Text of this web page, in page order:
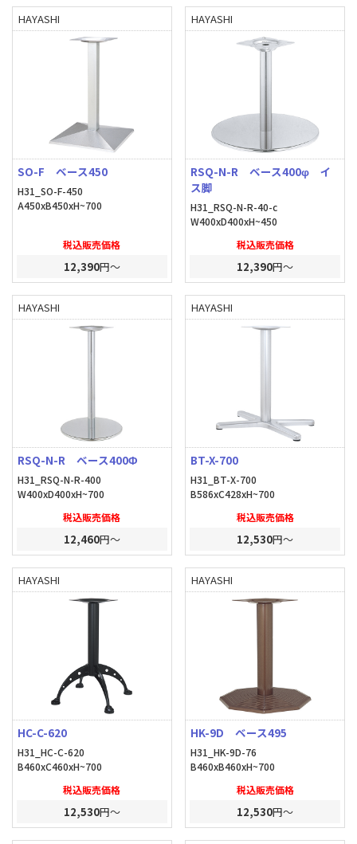
HAYASHI
SO-F ベース450
H31_SO-F-450
A450xB450xH~700
税込販売価格
12,390円～
HAYASHI
RSQ-N-R ベース400φ イ
ス脚
H31_RSQ-N-R-40-c
W400xD400xH~450
税込販売価格
12,390円～
HAYASHI
RSQ-N-R ベース400Φ
H31_RSQ-N-R-400
W400xD400xH~700
税込販売価格
12,460円～
HAYASHI
BT-X-700
H31_BT-X-700
B586xC428xH~700
税込販売価格
12,530円～
HAYASHI
HC-C-620
H31_HC-C-620
B460xC460xH~700
税込販売価格
12,530円～
HAYASHI
HK-9D ベース495
H31_HK-9D-76
B460xB460xH~700
税込販売価格
12,530円～